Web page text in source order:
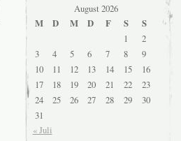
August 2026
M
D M D F S
S
1
2
3
4 5 6 7 8
9
10
11 12 13 14 15
16
17
18 19 20 21 22
23
24
25 26 27 28 29
30
31
« Juli